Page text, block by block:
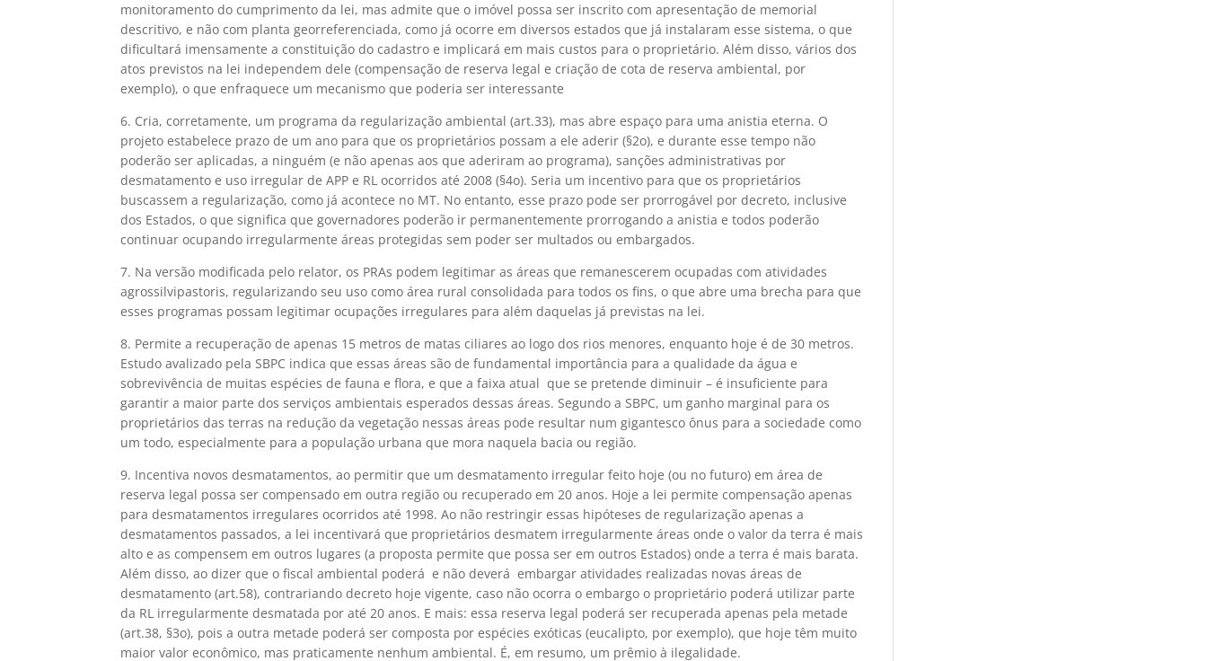
monitoramento do cumprimento da lei, mas admite que o imóvel possa ser inscrito com apresentação de memorial
descritivo, e não com planta georreferenciada, como já ocorre em diversos estados que já instalaram esse sistema, o que
dificultará imensamente a constituição do cadastro e implicará em mais custos para o proprietário. Além disso, vários dos
atos previstos na lei independem dele (compensação de reserva legal e criação de cota de reserva ambiental, por
exemplo), o que enfraquece um mecanismo que poderia ser interessante
6. Cria, corretamente, um programa da regularização ambiental (art.33), mas abre espaço para uma anistia eterna. O
projeto estabelece prazo de um ano para que os proprietários possam a ele aderir (§2o), e durante esse tempo não
poderão ser aplicadas, a ninguém (e não apenas aos que aderiram ao programa), sanções administrativas por
desmatamento e uso irregular de APP e RL ocorridos até 2008 (§4o). Seria um incentivo para que os proprietários
buscassem a regularização, como já acontece no MT. No entanto, esse prazo pode ser prorrogável por decreto, inclusive
dos Estados, o que significa que governadores poderão ir permanentemente prorrogando a anistia e todos poderão
continuar ocupando irregularmente áreas protegidas sem poder ser multados ou embargados.
7. Na versão modificada pelo relator, os PRAs podem legitimar as áreas que remanescerem ocupadas com atividades
agrossilvipastoris, regularizando seu uso como área rural consolidada para todos os fins, o que abre uma brecha para que
esses programas possam legitimar ocupações irregulares para além daquelas já previstas na lei.
8. Permite a recuperação de apenas 15 metros de matas ciliares ao logo dos rios menores, enquanto hoje é de 30 metros.
Estudo avalizado pela SBPC indica que essas áreas são de fundamental importância para a qualidade da água e
sobrevivência de muitas espécies de fauna e flora, e que a faixa atual  que se pretende diminuir – é insuficiente para
garantir a maior parte dos serviços ambientais esperados dessas áreas. Segundo a SBPC, um ganho marginal para os
proprietários das terras na redução da vegetação nessas áreas pode resultar num gigantesco ônus para a sociedade como
um todo, especialmente para a população urbana que mora naquela bacia ou região.
9. Incentiva novos desmatamentos, ao permitir que um desmatamento irregular feito hoje (ou no futuro) em área de
reserva legal possa ser compensado em outra região ou recuperado em 20 anos. Hoje a lei permite compensação apenas
para desmatamentos irregulares ocorridos até 1998. Ao não restringir essas hipóteses de regularização apenas a
desmatamentos passados, a lei incentivará que proprietários desmatem irregularmente áreas onde o valor da terra é mais
alto e as compensem em outros lugares (a proposta permite que possa ser em outros Estados) onde a terra é mais barata.
Além disso, ao dizer que o fiscal ambiental poderá  e não deverá  embargar atividades realizadas novas áreas de
desmatamento (art.58), contrariando decreto hoje vigente, caso não ocorra o embargo o proprietário poderá utilizar parte
da RL irregularmente desmatada por até 20 anos. E mais: essa reserva legal poderá ser recuperada apenas pela metade
(art.38, §3o), pois a outra metade poderá ser composta por espécies exóticas (eucalipto, por exemplo), que hoje têm muito
maior valor econômico, mas praticamente nenhum ambiental. É, em resumo, um prêmio à ilegalidade.